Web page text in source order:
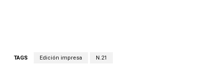
TAGS Edición impresa N.21